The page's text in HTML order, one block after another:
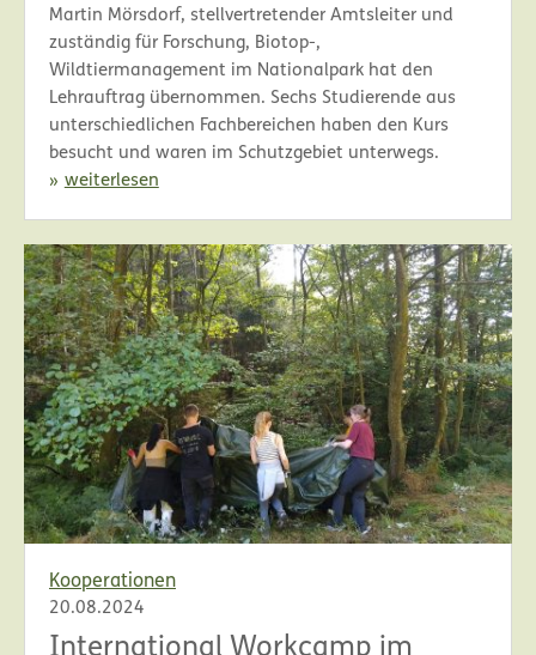
Martin Mörsdorf, stellvertretender Amtsleiter und
zuständig für Forschung, Biotop-,
Wildtiermanagement im Nationalpark hat den
Lehrauftrag übernommen. Sechs Studierende aus
unterschiedlichen Fachbereichen haben den Kurs
besucht und waren im Schutzgebiet unterwegs.
weiterlesen
Kooperationen
20.08.2024
International Workcamp im